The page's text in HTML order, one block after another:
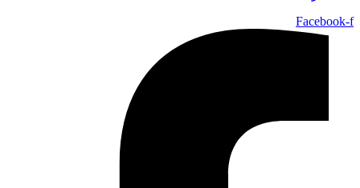
Facebook-f